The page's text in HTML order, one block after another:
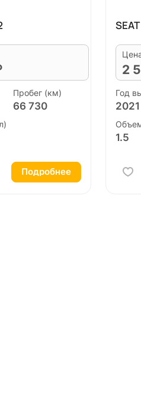
Пробег (км)
66 730
Подробнее
2
Год
2021
1.5